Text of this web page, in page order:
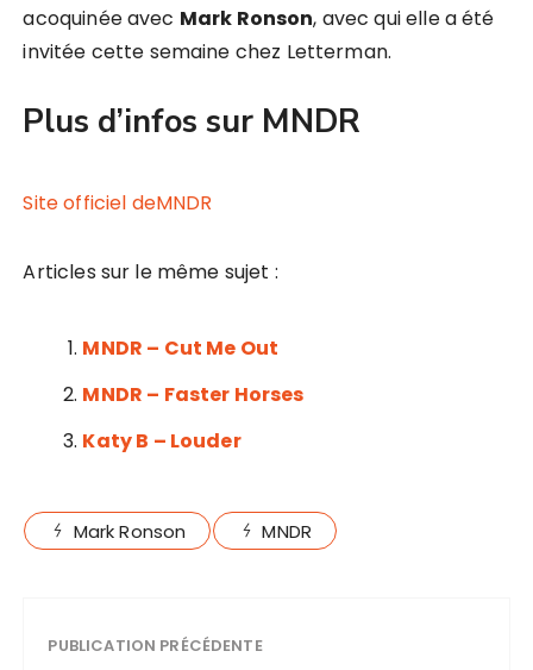
acoquinée avec Mark Ronson, avec qui elle a été
invitée cette semaine chez Letterman.
Plus d’infos sur MNDR
Site officiel deMNDR
Articles sur le même sujet :
MNDR – Cut Me Out
MNDR – Faster Horses
Katy B – Louder
Mark Ronson MNDR
PUBLICATION PRÉCÉDENTE